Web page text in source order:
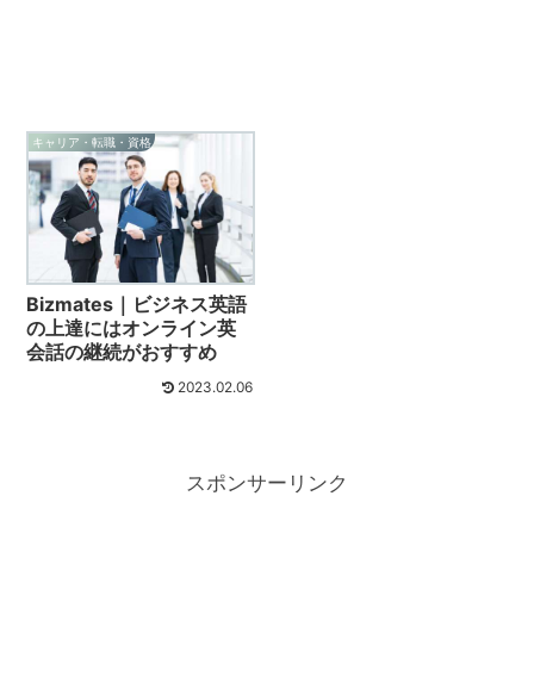
キャリア・転職・資格
Bizmates｜ビジネス英語
の上達にはオンライン英
会話の継続がおすすめ
2023.02.06
スポンサーリンク